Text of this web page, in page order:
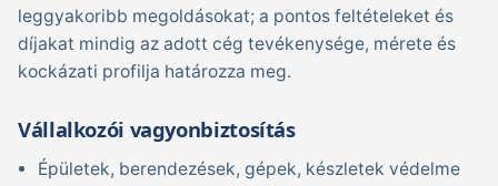
leggyakoribb megoldásokat; a pontos feltételeket és
díjakat mindig az adott cég tevékenysége, mérete és
kockázati profilja határozza meg.
Vállalkozói vagyonbiztosítás
Épületek, berendezések, gépek, készletek védelme